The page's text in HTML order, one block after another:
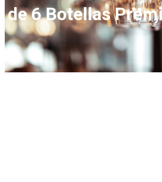
de 6 Botellas